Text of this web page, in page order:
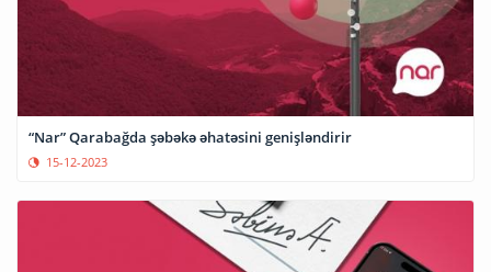
“Nar” Qarabağda şəbəkə əhatəsini genişləndirir
15-12-2023